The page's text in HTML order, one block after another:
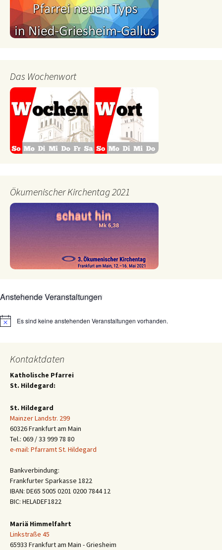
Das Wochenwort
Ökumenischer Kirchentag 2021
Anstehende Veranstaltungen
HinweisEs sind keine anstehenden Veranstaltungen vorhanden.
Kontaktdaten
Katholische Pfarrei
St. Hildegard:
St. Hildegard
Mainzer Landstr. 299
60326 Frankfurt am Main
Tel.: 069 / 33 999 78 80
e-mail: Pfarramt St. Hildegard
Bankverbindung:
Frankfurter Sparkasse 1822
IBAN: DE65 5005 0201 0200 7844 12
BIC: HELADEF1822
Mariä Himmelfahrt
Linkstraße 45
65933 Frankfurt am Main - Griesheim